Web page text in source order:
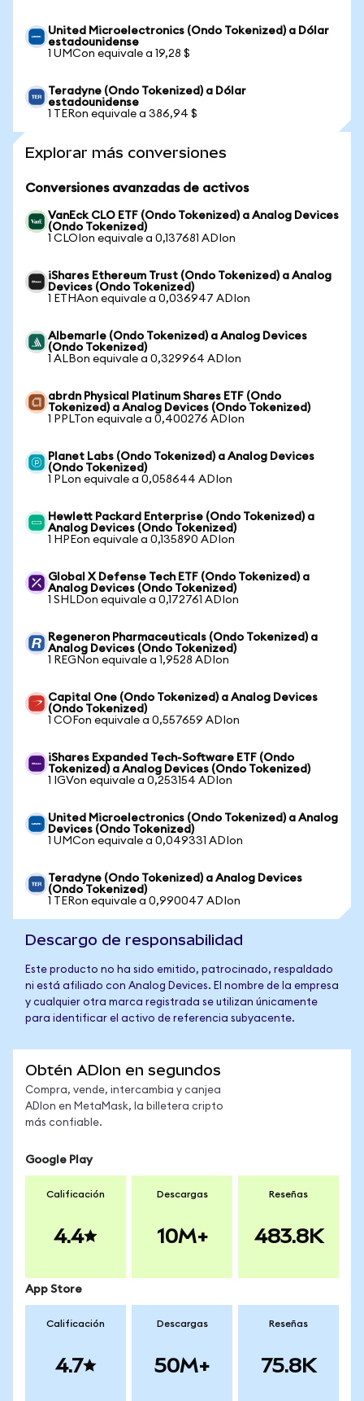
United Microelectronics (Ondo Tokenized) a Dólar
estadounidense
1 UMCon equivale a 19,28 $
Teradyne (Ondo Tokenized) a Dólar
estadounidense
1 TERon equivale a 386,94 $
Explorar más conversiones
Conversiones avanzadas de activos
VanEck CLO ETF (Ondo Tokenized) a Analog Devices
(Ondo Tokenized)
1 CLOIon equivale a 0,137681 ADIon
iShares Ethereum Trust (Ondo Tokenized) a Analog
Devices (Ondo Tokenized)
1 ETHAon equivale a 0,036947 ADIon
Albemarle (Ondo Tokenized) a Analog Devices
(Ondo Tokenized)
1 ALBon equivale a 0,329964 ADIon
abrdn Physical Platinum Shares ETF (Ondo
Tokenized) a Analog Devices (Ondo Tokenized)
1 PPLTon equivale a 0,400276 ADIon
Planet Labs (Ondo Tokenized) a Analog Devices
(Ondo Tokenized)
1 PLon equivale a 0,058644 ADIon
Hewlett Packard Enterprise (Ondo Tokenized) a
Analog Devices (Ondo Tokenized)
1 HPEon equivale a 0,135890 ADIon
Global X Defense Tech ETF (Ondo Tokenized) a
Analog Devices (Ondo Tokenized)
1 SHLDon equivale a 0,172761 ADIon
Regeneron Pharmaceuticals (Ondo Tokenized) a
Analog Devices (Ondo Tokenized)
1 REGNon equivale a 1,9528 ADIon
Capital One (Ondo Tokenized) a Analog Devices
(Ondo Tokenized)
1 COFon equivale a 0,557659 ADIon
iShares Expanded Tech-Software ETF (Ondo
Tokenized) a Analog Devices (Ondo Tokenized)
1 IGVon equivale a 0,253154 ADIon
United Microelectronics (Ondo Tokenized) a Analog
Devices (Ondo Tokenized)
1 UMCon equivale a 0,049331 ADIon
Teradyne (Ondo Tokenized) a Analog Devices
(Ondo Tokenized)
1 TERon equivale a 0,990047 ADIon
Descargo de responsabilidad
Este producto no ha sido emitido, patrocinado, respaldado
ni está afiliado con Analog Devices. El nombre de la empresa
y cualquier otra marca registrada se utilizan únicamente
para identificar el activo de referencia subyacente.
Obtén ADIon en segundos
Compra, vende, intercambia y canjea
ADIon en MetaMask, la billetera cripto
más confiable.
Google Play
Calificación
4.4
Descargas
10M+
Reseñas
483.8K
App Store
Calificación
4.7
Descargas
50M+
Reseñas
75.8K